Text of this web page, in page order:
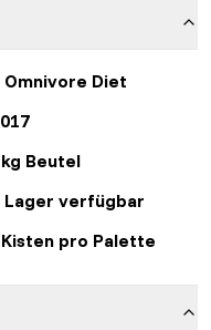
Omnivore Diet
Beutel
Lager verfügbar
pro Palette